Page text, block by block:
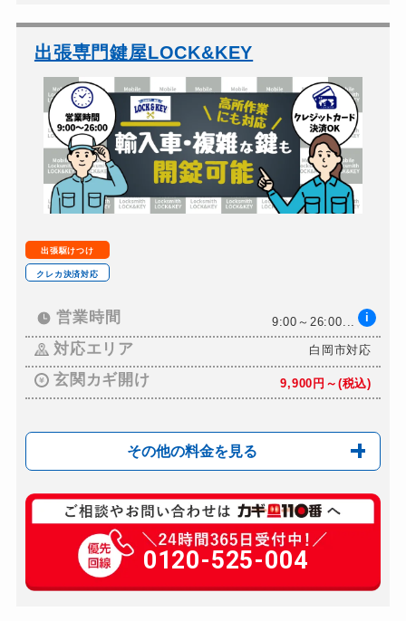
玄関カギ交換
車カギ開け 9,000円～
バイクカギ開け 9,000円～
バイクカギ作成 別途お見積り
スーツケースカギ開け 9,000円～
スーツケースカギ作成 別途お見積り
金庫カギ開け
金庫カギ修理
ロッカーカギ開け 15,000円～
ドアノブカギ開け 15,000円～
ドアノブカギ作成 別途お見積り
ドアノブカギ交換 12,000円～(部材費...
出張専門鍵屋LOCK&KEY
出張駆けつけ
クレカ決済対応
営業時間 9:00～26:00... i
対応エリア 白岡市対応
玄関カギ開け 9,900円～(税込)
その他の料金を見る
玄関カギ修理 6,500円～(税込)
玄関カギ交換 8,800円(税込)～＋...
車カギ開け 15,400円(税込)～
0120-525-004